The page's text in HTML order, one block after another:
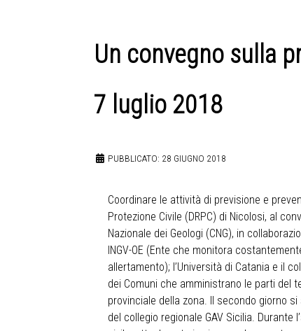
Un convegno sulla
7 luglio 2018
PUBBLICATO: 28 GIUGNO 2018
Coordinare le attività di previsione e
Protezione Civile (DRPC) di Nicolosi, al
Nazionale dei Geologi (CNG), in
INGV-OE (Ente che monitora
allertamento); l’Università di Catania e il
dei Comuni che amministrano le parti del
provinciale della zona. Il secondo giorno
del collegio regionale GAV Sicilia.